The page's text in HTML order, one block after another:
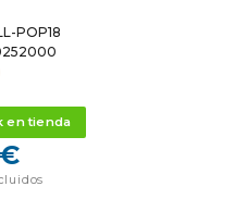
POP18
en tienda